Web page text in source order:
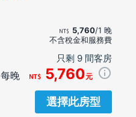
5,760/1 晚
不含稅金和服務費
只剩 9 間客房
每晚 5,760元
選擇此房型